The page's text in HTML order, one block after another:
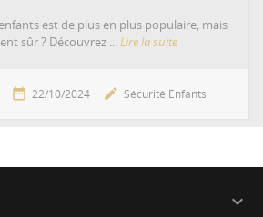
est de plus en plus populaire, mais
sûr ? Découvrez ...Lire la suite
 22/10/2024  Sécurité Enfants
